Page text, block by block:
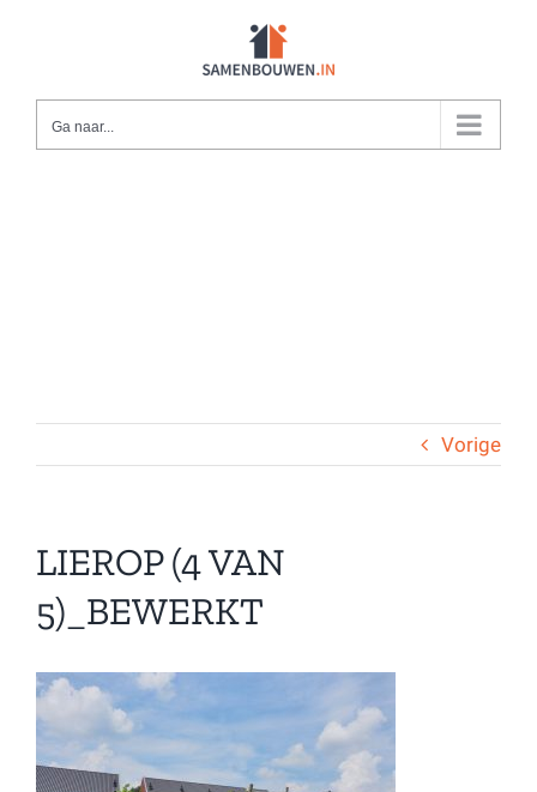
Ga naar...
Vorige
LIEROP (4 VAN
5)_BEWERKT